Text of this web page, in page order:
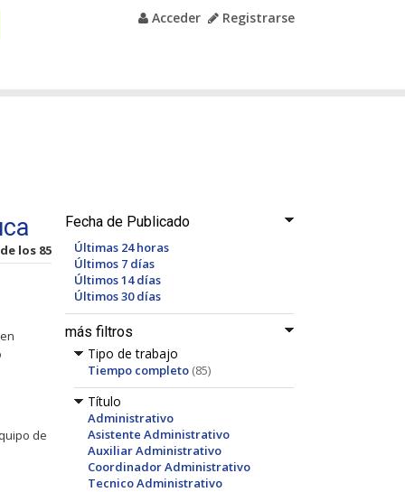
Acceder Registrarse
Fecha de Publicado
Últimas 24 horas
Últimos 7 días
Últimos 14 días
Últimos 30 días
más filtros
Tipo de trabajo
Tiempo completo (85)
Título
Administrativo
Asistente Administrativo
Auxiliar Administrativo
Coordinador Administrativo
Tecnico Administrativo
los 85
de